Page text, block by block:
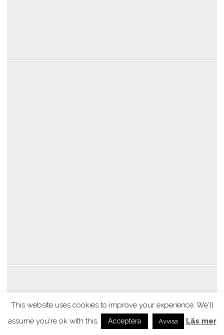
This website uses cookies to improve your experience. We'll
assume you're ok with this.
Acceptera Avvisa Läs mer